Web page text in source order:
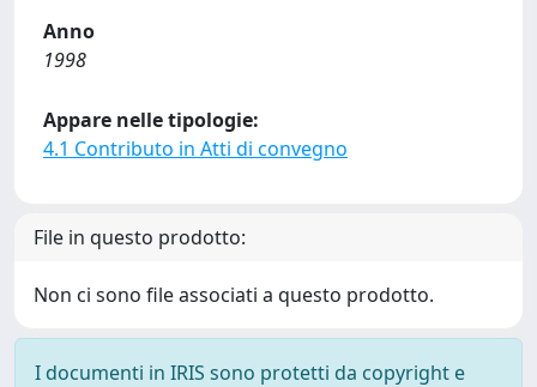
Anno
1998
Appare nelle tipologie:
4.1 Contributo in Atti di convegno
File in questo prodotto:
Non ci sono file associati a questo prodotto.
I documenti in IRIS sono protetti da copyright e